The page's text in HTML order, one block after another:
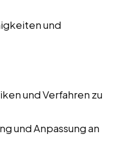
und
und Verfahren zu
und Anpassung an